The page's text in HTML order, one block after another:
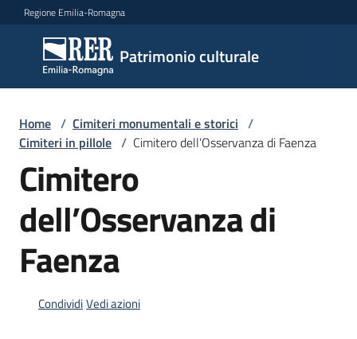
Vai al contenuto
Vai alla navigazione
Vai al footer
Regione Emilia-Romagna
Patrimonio culturale
Patrimonio
culturale
Argomenti
Novità
Servizi
Leggi
Home / Cimiteri monumentali e storici /
Cimiteri in pillole / Cimitero dell’Osservanza di Faenza
Cimitero
dell’Osservanza di
Faenza
CondividiVedi azioni